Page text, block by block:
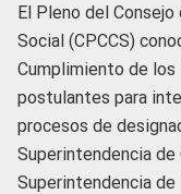
El Pleno del
Social (CPCCS)
Cumplimiento de
postulantes para
procesos de
Superintendencia de
Superintendencia de